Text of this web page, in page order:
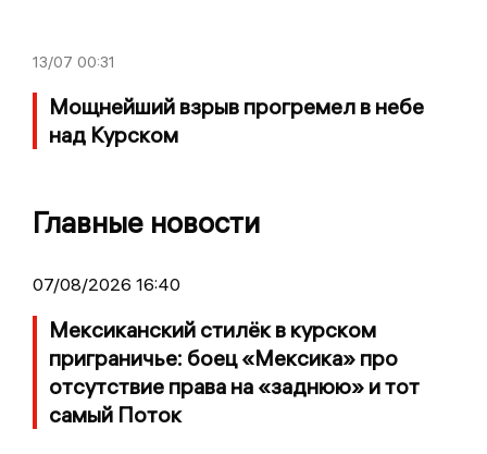
13/07 00:31
Мощнейший взрыв прогремел в небе
над Курском
Главные новости
07/08/2026 16:40
Мексиканский стилёк в курском
приграничье: боец «Мексика» про
отсутствие права на «заднюю» и тот
самый Поток